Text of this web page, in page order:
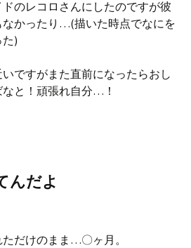
のレコロさんにしたのですが彼
かったり…(描いた時点でなにを
)
ですがまた直前になったらおし
と！頑張れ自分…！
んだよ
だけのまま…〇ヶ月。